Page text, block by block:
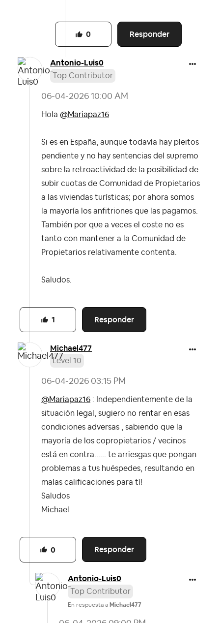
Responder
0
Antonio-Luis0
Top Contributor
‎06-04-2026 10:00 AM
Hola @Mariapaz16
Si es en España, aunque todavía hay pleitos
pendiente y no hay sentencias del supremo
sobre la retroactividad de la posibilidad de
subir cuotas de Comunidad de Propietarios
a las viviendas turísticas; por ahora somos
la mayoría los anfitriones que las pagamos.
También por que a veces el coste no es
tanto con mantener a la Comunidad de
Propietarios relativamente contenta.
Saludos.
Responder
1
Michael477
Level 10
‎06-04-2026 03:15 PM
@Mariapaz16 : Independientemente de la
situación legal, sugiero no rentar en esas
condiciones adversas , sabiendo que la
mayoría de los copropietarios / vecinos
está en contra...... te arriesgas que pongan
problemas a tus huéspedes, resultando en
malas calificaciones para tí!
Saludos
Michael
Responder
0
Antonio-Luis0
Top Contributor
En respuesta a Michael477